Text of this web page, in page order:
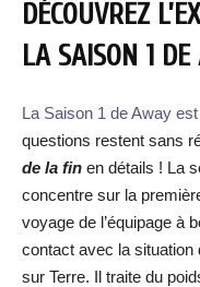
DÉCOUVREZ
LA SAISON 1
La Saison 1 de Away
questions restent sans
de la fin en détails ! La
concentre sur la
voyage de l’équipage à
contact avec la
sur Terre. Il traite du